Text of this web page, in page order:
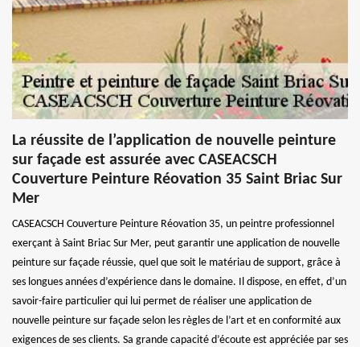
La réussite de l’application de nouvelle peinture
sur façade est assurée avec CASEACSCH
Couverture Peinture Réovation 35 Saint Briac Sur
Mer
CASEACSCH Couverture Peinture Réovation 35, un peintre professionnel
exerçant à Saint Briac Sur Mer, peut garantir une application de nouvelle
peinture sur façade réussie, quel que soit le matériau de support, grâce à
ses longues années d’expérience dans le domaine. Il dispose, en effet, d’un
savoir-faire particulier qui lui permet de réaliser une application de
nouvelle peinture sur façade selon les règles de l’art et en conformité aux
exigences de ses clients. Sa grande capacité d’écoute est appréciée par ses